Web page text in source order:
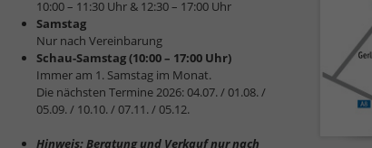
10:00 – 11:30 Uhr & 12:30 – 17:00 Uhr
Samstag
Nur nach Vereinbarung
Schau-Samstag (10:00 – 17:00 Uhr)
Immer am 1. Samstag im Monat.
Die nächsten Termine 2026: 04.07. / 01.08. /
05.09. / 10.10. / 07.11. / 05.12.
Hinweis: Beratung und Verkauf nur nach